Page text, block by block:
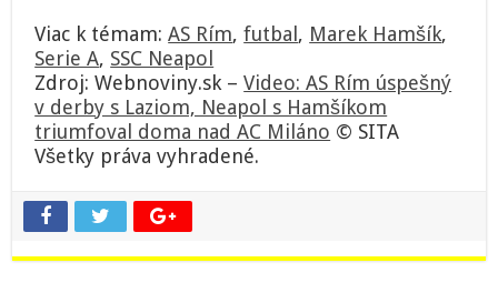
Viac k témam:AS Rím,futbal, Marek Hamšík,
Serie A, SSC Neapol
Zdroj: Webnoviny.sk –Video: AS Rím úspešný
v derby s Laziom, Neapol s Hamšíkom
triumfoval doma nad AC Miláno © SITA
Všetky práva vyhradené.